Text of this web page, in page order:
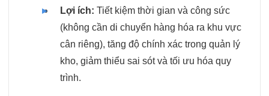
Lợi ích: Tiết kiệm thời gian và công sức
(không cần di chuyển hàng hóa ra khu vực
cân riêng), tăng độ chính xác trong quản lý
kho, giảm thiểu sai sót và tối ưu hóa quy
trình.